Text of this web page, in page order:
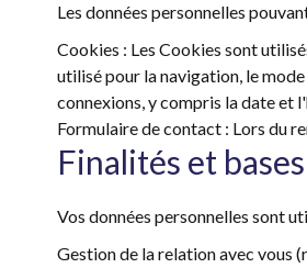
Les données personnelles
Cookies : Les Cookies sont
utilisé pour la navigation, le
connexions, y compris la date et
Formulaire de contact : Lors du
Finalités et
Vos données personnelles sont
Gestion de la relation avec vous